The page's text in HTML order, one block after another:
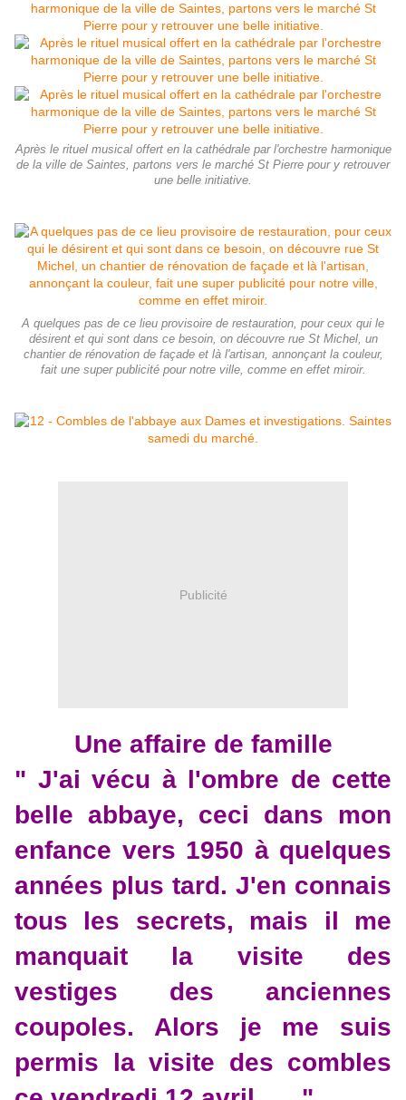
Après le rituel musical offert en la cathédrale par l'orchestre harmonique
de la ville de Saintes, partons vers le marché St Pierre pour y retrouver
une belle initiative.
A quelques pas de ce lieu provisoire de restauration, pour ceux qui le
désirent et qui sont dans ce besoin, on découvre rue St Michel, un
chantier de rénovation de façade et là l'artisan, annonçant la couleur,
fait une super publicité pour notre ville, comme en effet miroir.
Publicité
Une affaire de famille
" J'ai vécu à l'ombre de cette
belle abbaye, ceci dans mon
enfance vers 1950 à quelques
années plus tard. J'en connais
tous les secrets, mais il me
manquait la visite des
vestiges des anciennes
coupoles. Alors je me suis
permis la visite des combles